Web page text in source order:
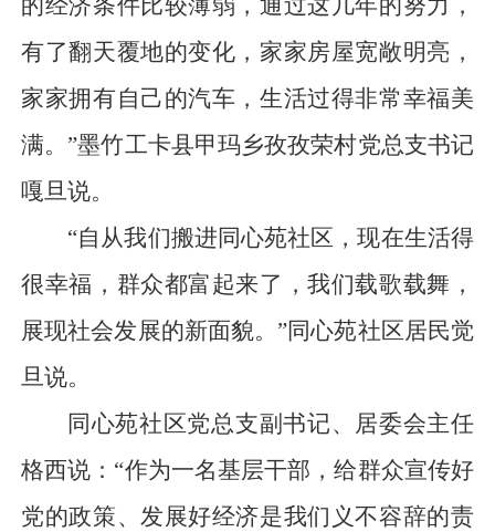
的经济条件比较薄弱，通过这几年的努力，
有了翻天覆地的变化，家家房屋宽敞明亮，
家家拥有自己的汽车，生活过得非常幸福美
满。”墨竹工卡县甲玛乡孜孜荣村党总支书记
嘎旦说。
“自从我们搬进同心苑社区，现在生活得
很幸福，群众都富起来了，我们载歌载舞，
展现社会发展的新面貌。”同心苑社区居民觉
旦说。
同心苑社区党总支副书记、居委会主任
格西说：“作为一名基层干部，给群众宣传好
党的政策、发展好经济是我们义不容辞的责